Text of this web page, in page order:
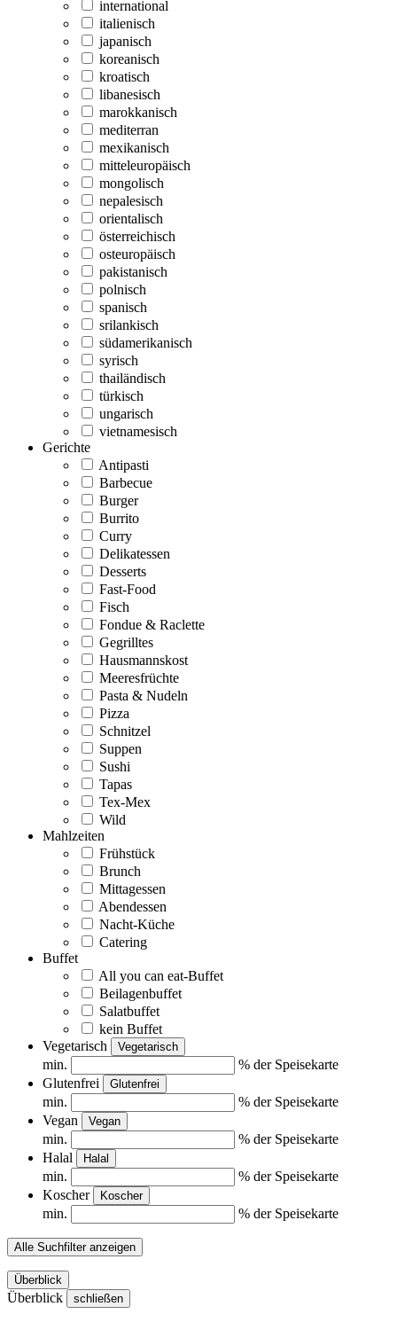
international
italienisch
japanisch
koreanisch
kroatisch
libanesisch
marokkanisch
mediterran
mexikanisch
mitteleuropäisch
mongolisch
nepalesisch
orientalisch
österreichisch
osteuropäisch
pakistanisch
polnisch
spanisch
srilankisch
südamerikanisch
syrisch
thailändisch
türkisch
ungarisch
vietnamesisch
Gerichte
Antipasti
Barbecue
Burger
Burrito
Curry
Delikatessen
Desserts
Fast-Food
Fisch
Fondue & Raclette
Gegrilltes
Hausmannskost
Meeresfrüchte
Pasta & Nudeln
Pizza
Schnitzel
Suppen
Sushi
Tapas
Tex-Mex
Wild
Mahlzeiten
Frühstück
Brunch
Mittagessen
Abendessen
Nacht-Küche
Catering
Buffet
All you can eat-Buffet
Beilagenbuffet
Salatbuffet
kein Buffet
Vegetarisch
Vegetarisch
min.
% der Speisekarte
Glutenfrei
Glutenfrei
min.
% der Speisekarte
Vegan
Vegan
min.
% der Speisekarte
Halal
Halal
min.
% der Speisekarte
Koscher
Koscher
min. % der Speisekarte
Alle Suchfilter anzeigen
Überblick
Überblick schließen